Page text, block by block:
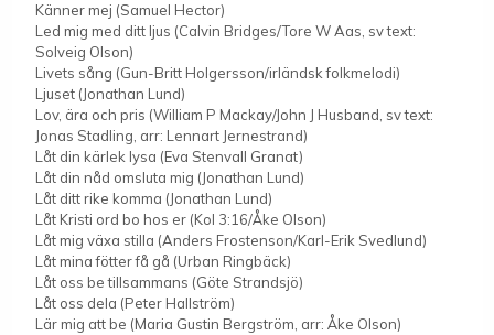
Känner mej (Samuel Hector)
Led mig med ditt ljus (Calvin Bridges/Tore W Aas, sv text:
Solveig Olson)
Livets sång (Gun-Britt Holgersson/irländsk folkmelodi)
Ljuset (Jonathan Lund)
Lov, ära och pris (William P Mackay/John J Husband, sv text:
Jonas Stadling, arr: Lennart Jernestrand)
Låt din kärlek lysa (Eva Stenvall Granat)
Låt din nåd omsluta mig (Jonathan Lund)
Låt ditt rike komma (Jonathan Lund)
Låt Kristi ord bo hos er (Kol 3:16/Åke Olson)
Låt mig växa stilla (Anders Frostenson/Karl-Erik Svedlund)
Låt mina fötter få gå (Urban Ringbäck)
Låt oss be tillsammans (Göte Strandsjö)
Låt oss dela (Peter Hallström)
Lär mig att be (Maria Gustin Bergström, arr: Åke Olson)